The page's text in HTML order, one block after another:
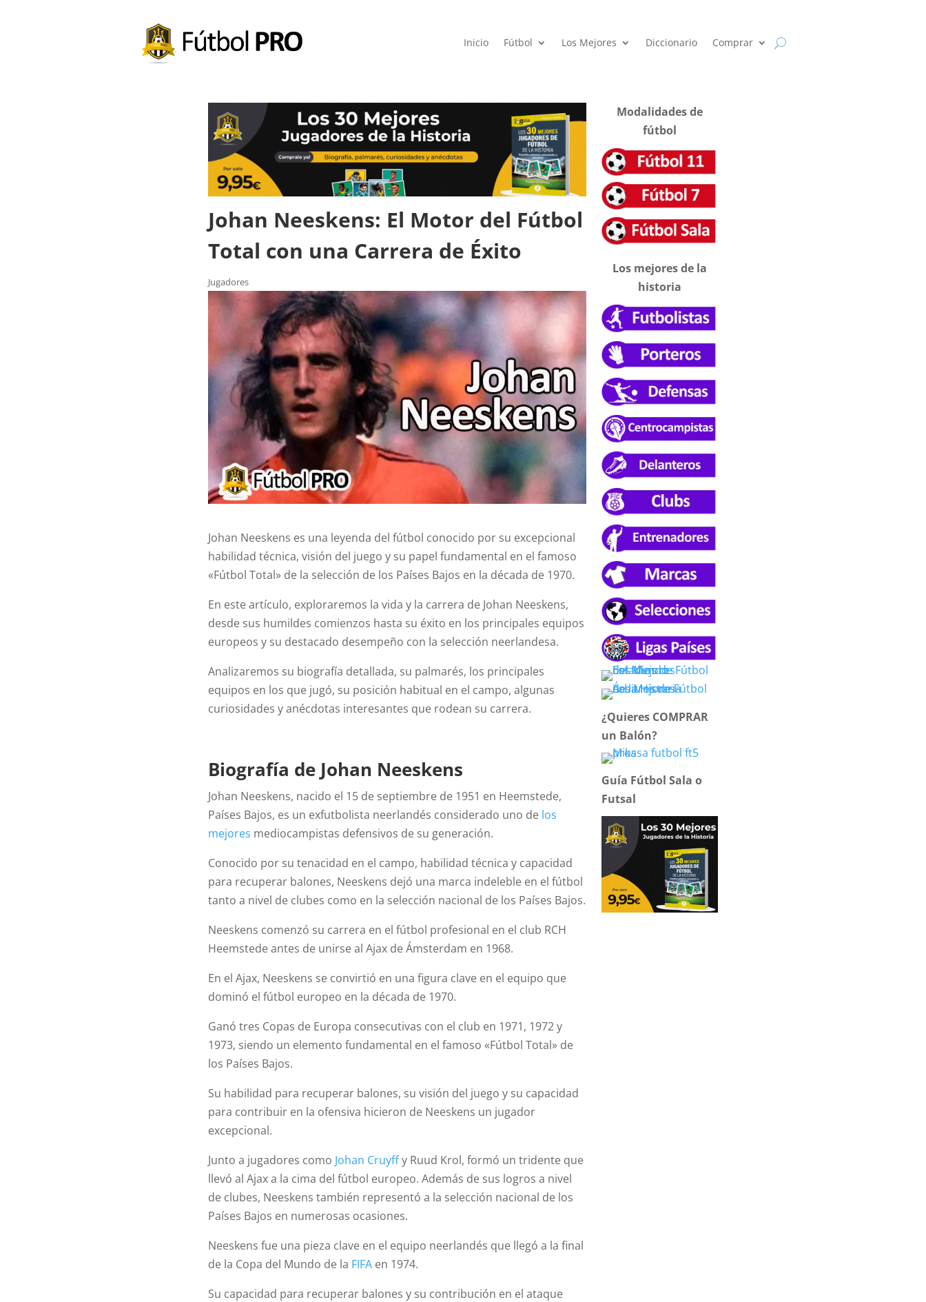
Inicio Fútbol Los Mejores Diccionario Comprar
Johan Neeskens: El Motor del Fútbol
Total con una Carrera de Éxito
Jugadores
Johan Neeskens es una leyenda del fútbol conocido por su excepcional
habilidad técnica, visión del juego y su papel fundamental en el famoso
«Fútbol Total» de la selección de los Países Bajos en la década de 1970.
En este artículo, exploraremos la vida y la carrera de Johan Neeskens,
desde sus humildes comienzos hasta su éxito en los principales equipos
europeos y su destacado desempeño con la selección neerlandesa.
Analizaremos su biografía detallada, su palmarés, los principales
equipos en los que jugó, su posición habitual en el campo, algunas
curiosidades y anécdotas interesantes que rodean su carrera.
Biografía de Johan Neeskens
Johan Neeskens, nacido el 15 de septiembre de 1951 en Heemstede,
Países Bajos, es un exfutbolista neerlandés considerado uno de los
mejores mediocampistas defensivos de su generación.
Conocido por su tenacidad en el campo, habilidad técnica y capacidad
para recuperar balones, Neeskens dejó una marca indeleble en el fútbol
tanto a nivel de clubes como en la selección nacional de los Países Bajos.
Neeskens comenzó su carrera en el fútbol profesional en el club RCH
Heemstede antes de unirse al Ajax de Ámsterdam en 1968.
En el Ajax, Neeskens se convirtió en una figura clave en el equipo que
dominó el fútbol europeo en la década de 1970.
Ganó tres Copas de Europa consecutivas con el club en 1971, 1972 y
1973, siendo un elemento fundamental en el famoso «Fútbol Total» de
los Países Bajos.
Su habilidad para recuperar balones, su visión del juego y su capacidad
para contribuir en la ofensiva hicieron de Neeskens un jugador
excepcional.
Junto a jugadores como Johan Cruyffy Ruud Krol, formó un tridente que
llevó al Ajax a la cima del fútbol europeo. Además de sus logros a nivel
de clubes, Neeskens también representó a la selección nacional de los
Países Bajos en numerosas ocasiones.
Neeskens fue una pieza clave en el equipo neerlandés que llegó a la final
de la Copa del Mundo de la FIFA en 1974.
Su capacidad para recuperar balones y su contribución en el ataque
Modalidades de
fútbol
Los mejores de la
historia
¿Quieres COMPRAR
un Balón?
Guía Fútbol Sala o
Futsal